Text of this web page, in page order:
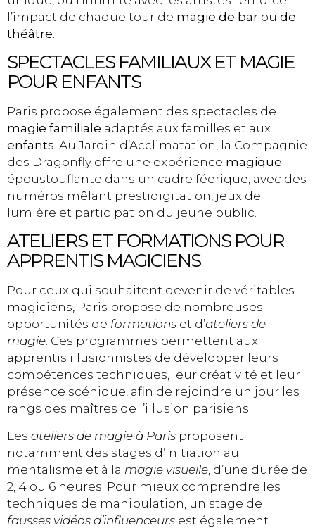
l’impact de chaque tour de magie de bar ou de
théâtre
SPECTACLES FAMILIAUX ET MAGIE
POUR ENFANTS
Paris propose également des spectacles de
magie familiale adaptés aux familles et aux
enfants . Au Jardin d’Acclimatation, la Compagnie
des Dragonfly offre une expérience magique
époustouflante dans un cadre féerique, avec des
numéros mêlant prestidigitation, jeux de
lumière et participation du jeune public.
ATELIERS ET FORMATIONS POUR
APPRENTIS MAGICIENS
Pour ceux qui souhaitent devenir de véritables
magiciens, Paris propose de nombreuses
opportunités de formations et d’ateliers de
magie. Ces programmes permettent aux
apprentis illusionnistes de développer leurs
compétences techniques, leur créativité et leur
présence scénique, afin de rejoindre un jour les
rangs des maîtres de l’illusion parisiens.
Les ateliers de magie à Paris proposent
notamment des stages d’initiation au
mentalisme et à la magie visuelle , d’une durée de
2, 4 ou 6 heures. Pour mieux comprendre les
techniques de manipulation, un stage de
fausses vidéos d’influenceurs est également